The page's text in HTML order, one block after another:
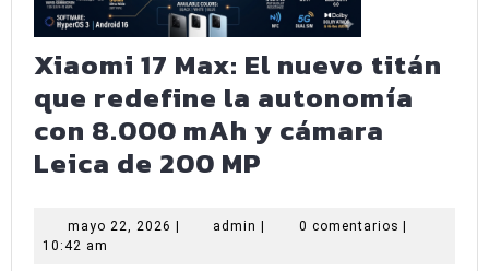
los
1.000
euros
Xiaomi 17 Max: El nuevo titán
que redefine la autonomía
con 8.000 mAh y cámara
Leica de 200 MP
Max:
mayo 22, 2026 mayo
admin admin0 comentarios
10:42 am